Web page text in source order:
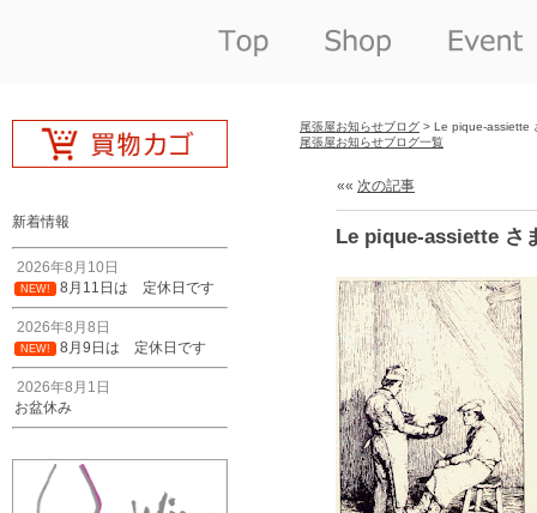
新着情報
2026年8月10日
NEW! 8月11日は 定休日です
2026年8月8日
NEW! 8月9日は 定休日です
2026年8月1日
お盆休み
尾張屋お知らせブログ > Le pique-
尾張屋お知らせブログ一覧
«« 次の記事
Le pique-assiette